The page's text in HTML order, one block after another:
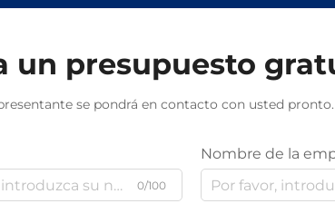
un presupuesto
se pondrá en contacto con usted pronto.
0/100
Nombre de la